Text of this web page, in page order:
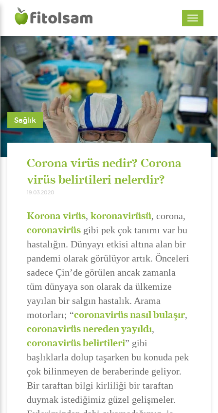
Sağlık
Corona virüs nedir? Corona
virüs belirtileri nelerdir?
19.03.2020
Korona virüs, koronavirüsü, corona,
coronavirüs gibi pek çok tanımı var bu
hastalığın. Dünyayı etkisi altına alan bir
pandemi olarak görülüyor artık. Önceleri
sadece Çin’de görülen ancak zamanla
tüm dünyaya son olarak da ülkemize
yayılan bir salgın hastalık. Arama
motorları; “coronavirüs nasıl bulaşır,
coronavirüs nereden yayıldı,
coronavirüs belirtileri” gibi
başlıklarla dolup taşarken bu konuda pek
çok bilinmeyen de beraberinde geliyor.
Bir taraftan bilgi kirliliği bir taraftan
duymak istediğimiz güzel gelişmeler.